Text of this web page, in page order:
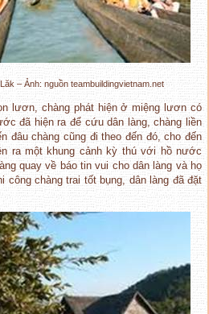
– Ảnh: nguồn teambuildingvietnam.net
lươn, chàng phát hiện ở miệng lươn có
đã hiện ra để cứu dân làng, chàng liền
đâu chàng cũng đi theo đến đó, cho đến
ra một khung cảnh kỳ thú với hồ nước
quay về báo tin vui cho dân làng và họ
công chàng trai tốt bụng, dân làng đã đặt